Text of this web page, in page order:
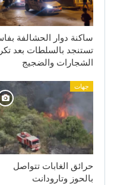
ساكنة دوار الحشالفة
تستنجد بالسلطات بعد
الشجارات والضجيج
جهات
حرائق الغابات تتواصل
بالحوز وتارودانت